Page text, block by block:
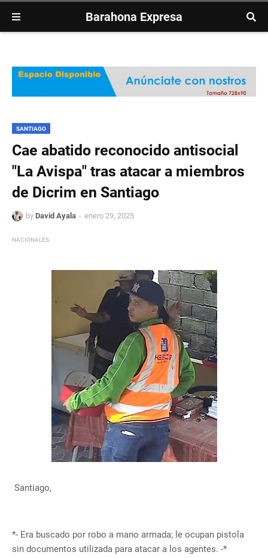
Barahona Expresa
SANTIAGO
Cae abatido reconocido antisocial
"La Avispa" tras atacar a miembros
de Dicrim en Santiago
by David Ayala enero 29, 2025
NACIONALES
Santiago,
*- Era buscado por robo a mano armada; le ocupan pistola
sin documentos utilizada para atacar a los agentes. -*